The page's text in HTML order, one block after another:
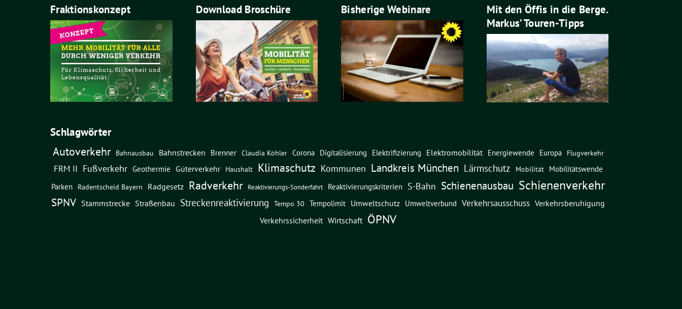
Fraktionskonzept Download Broschüre Bisherige Webinare
Mit den Öffis in die Berge.
Markus’ Touren-Tipps
Schlagwörter
Autoverkehr Bahnausbau Bahnstrecken Brenner Claudia Köhler Corona Digitalisierung Elektrifizierung Elektromobilität Energiewende Europa Flugverkehr
FRM II Fußverkehr Geothermie Güterverkehr Haushalt Klimaschutz Kommunen Landkreis München Lärmschutz Mobilität
Mobilitätswende
Parken
Radentscheid Bayern Radgesetz Radverkehr Reaktivierungs-Sonderfahrt Reaktivierungskriterien S-Bahn Schienenausbau Schienenverkehr
SPNV Stammstrecke Straßenbau Streckenreaktivierung Tempo 30 Tempolimit Umweltschutz Umweltverbund Verkehrsausschuss Verkehrsberuhigung
Verkehrssicherheit Wirtschaft ÖPNV